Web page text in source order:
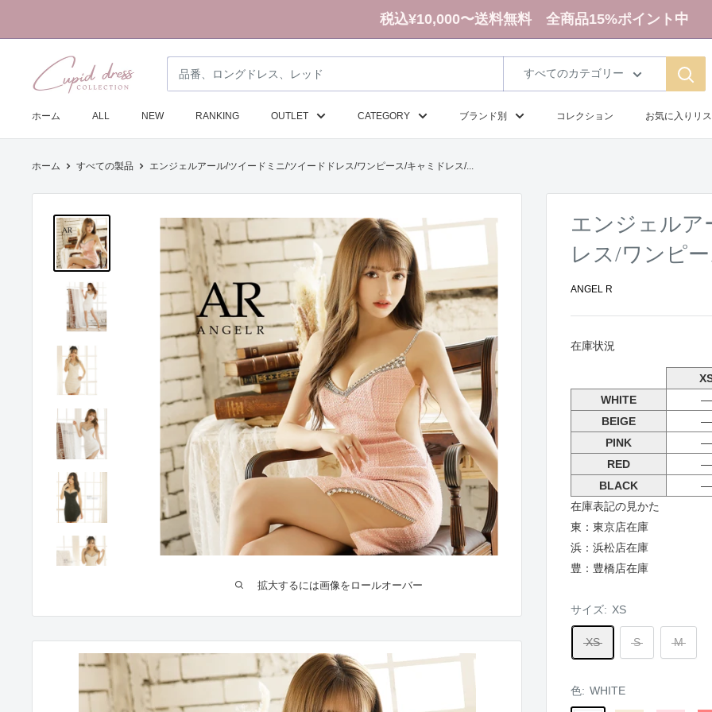
税込¥10,000〜送料無料 全商品15%ポイント中
ピ
ス
すべてのカテゴリー
ホーム ALL NEW RANKING OUTLET CATEGORY ブランド別 コレクション お気に入りリス
ホーム すべての製品 エンジェルアール/ツイードミニ/ツイードドレス/ワンピース/キャミドレス/...
拡大するには画像をロールオーバー
エンジェルア
レス/ワンピ
ANGEL R
在庫状況
WHITE
―
BEIGE
―
PINK
―
RED
―
BLACK
―
在庫表記の見かた
東：東京店在庫
浜：浜松店在庫
豊：豊橋店在庫
サイズ: XS
XS S M
色: WHITE